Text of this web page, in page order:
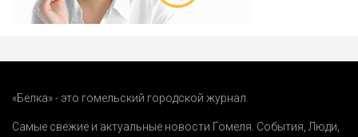
«Белка» - это гомельский городской журнал.
Самые свежие и актуальные новости Гомеля. События Люди